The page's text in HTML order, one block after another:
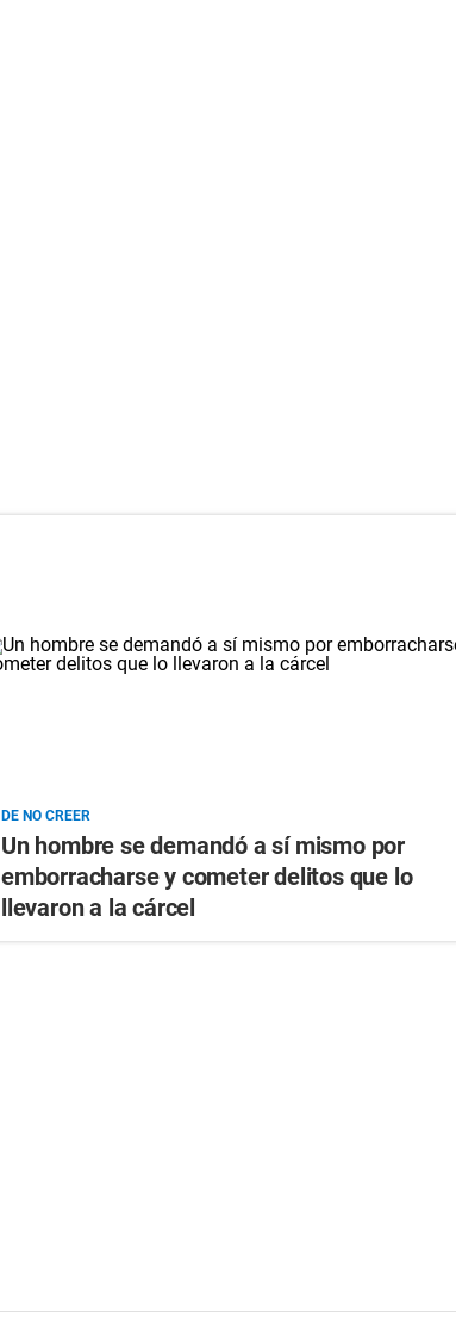
DE NO CREER
Un hombre se demandó a sí mismo por
emborracharse y cometer delitos que lo
llevaron a la cárcel